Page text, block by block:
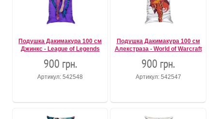
Подушка Дакимакура 100 см
Джинкс - League of Legends
900 грн.
Артикул: 542548
Подушка Дакимакура 100 см
Алекстраза - World of Warcraft
900 грн.
Артикул: 542547